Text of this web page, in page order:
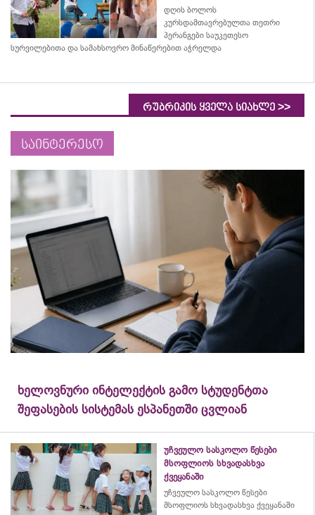
დღის ბოლოს
კურსდამთავრებულთა თეთრი
პერანგები საუკეთესო
სურვილებითა და სამახსოვრო მინაწერებით აჭრელდა
რუბრიკის ყველა სიახლე >>
საინტერესო
ხელოვნური ინტელექტის გამო სტუდენტთა
შეფასების სისტემას ესპანეთში ცვლიან
უჩვეულო სასკოლო წესები
მსოფლიოს სხვადასხვა
ქვეყანაში
უჩვეულო სასკოლო წესები
მსოფლიოს სხვადასხვა ქვეყანაში